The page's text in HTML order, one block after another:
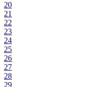
20
21
22
23
24
25
26
27
28
29